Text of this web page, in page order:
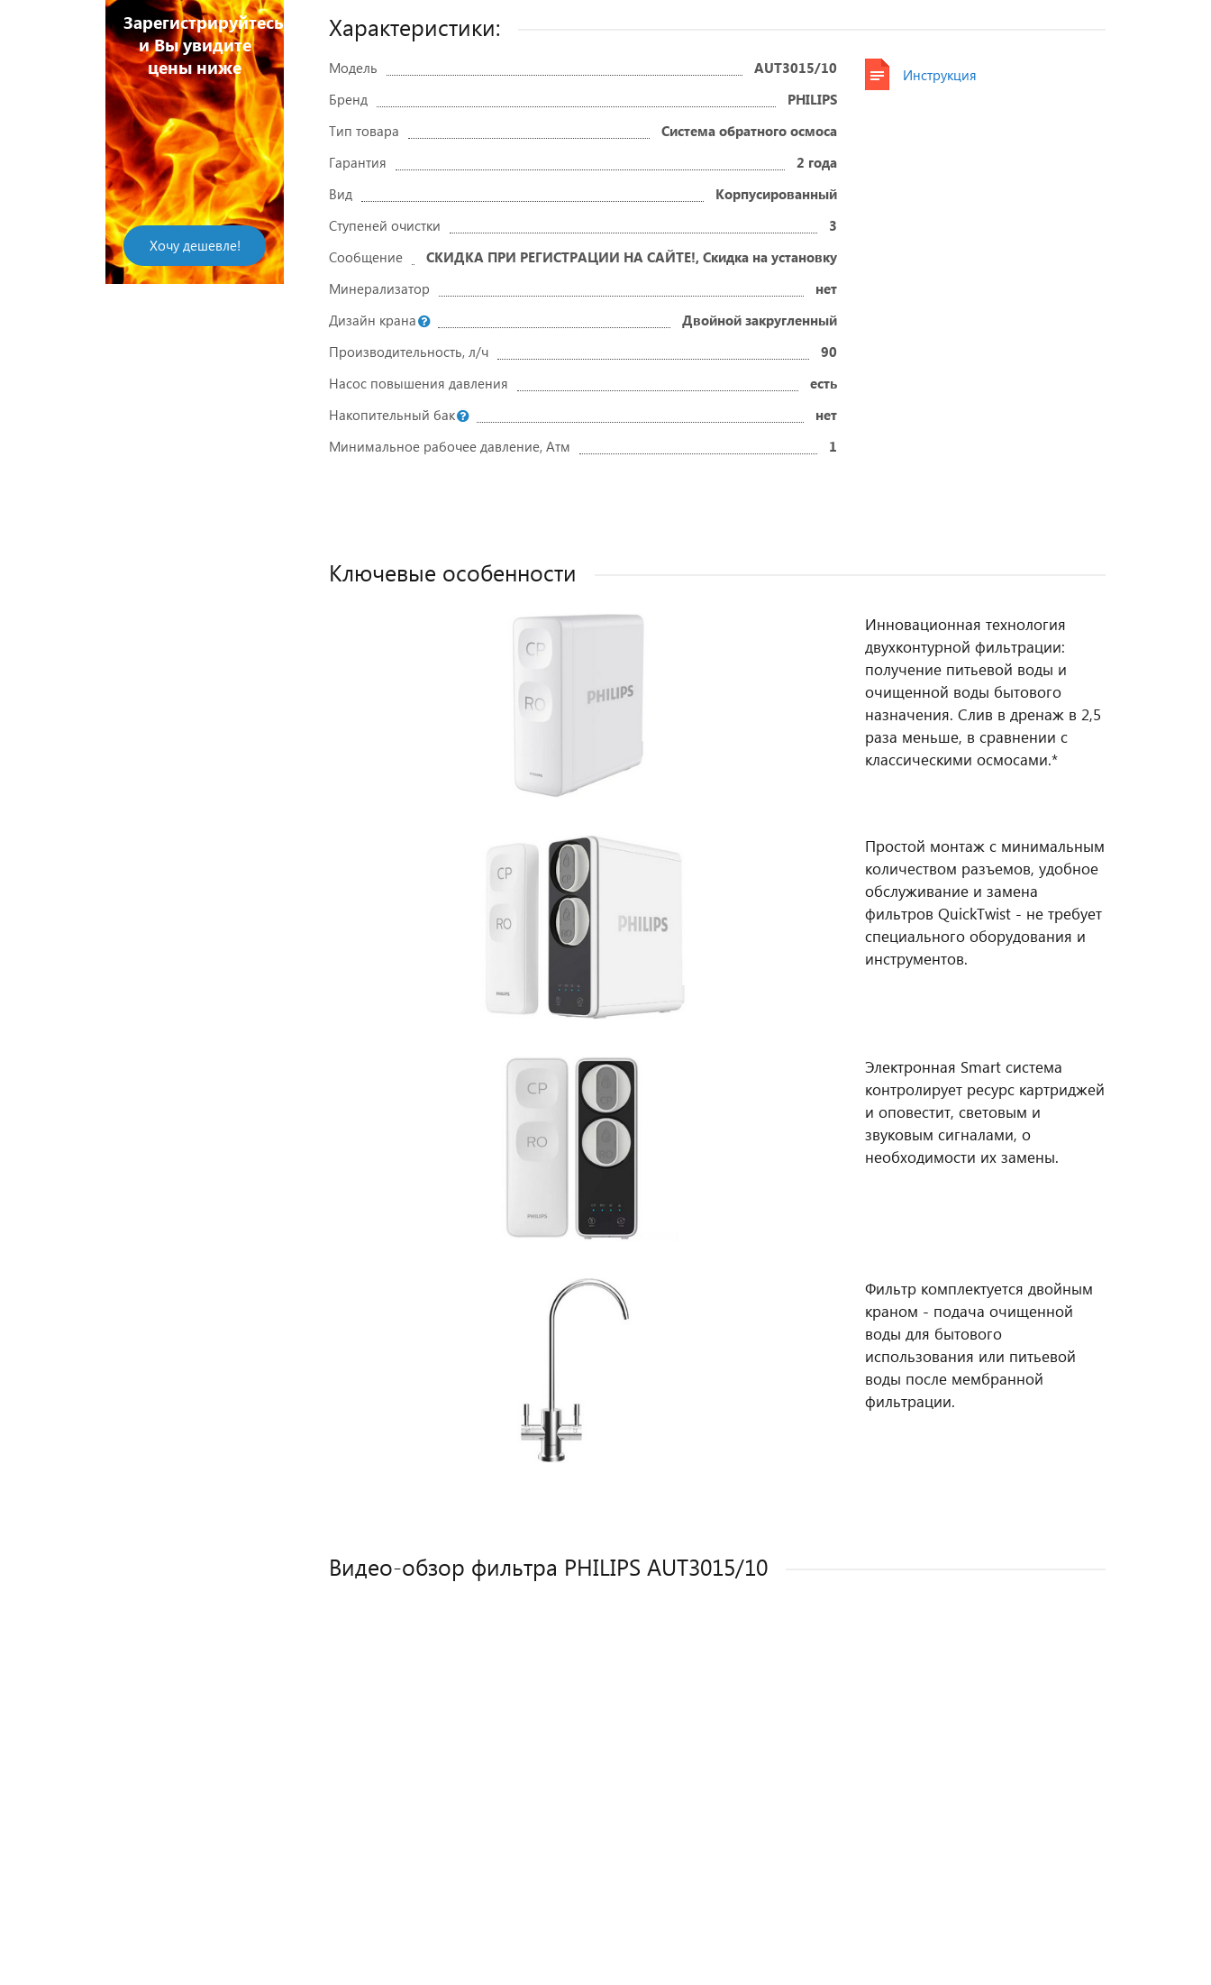
и Вы увидите
Напишите отзыв
на купленный
товар и
получите
Зарегистрируйтесь
и Вы увидите
цены ниже
Напишите отзыв
товар и
получите
скидку!
Характеристики:
Модель
AUT3015/10
Бренд
PHILIPS
Тип товара
Система обратного осмоса
Гарантия
2 года
Вид
Корпусированный
Ступеней очистки
3
Сообщение
СКИДКА ПРИ РЕГИСТРАЦИИ НА САЙТЕ!, Скидка на установку
Минерализатор
нет
Дизайн крана
Двойной закругленный
Производительность, л/ч
90
Насос повышения давления
есть
Накопительный бак
нет
Минимальное рабочее давление, Атм
1
Инструкция
Ключевые особенности
Инновационная технология
двухконтурной фильтрации:
получение питьевой воды и
очищенной воды бытового
назначения. Слив в дренаж в 2,5
раза меньше, в сравнении с
классическими осмосами.*
Простой монтаж с минимальным
количеством разъемов, удобное
обслуживание и замена
фильтров QuickTwist - не требует
специального оборудования и
инструментов.
Электронная Smart система
контролирует ресурс картриджей
и оповестит, световым и
звуковым сигналами, о
необходимости их замены.
Фильтр комплектуется двойным
краном - подача очищенной
воды для бытового
использования или питьевой
воды после мембранной
фильтрации.
Видео-обзор фильтра PHILIPS AUT3015/10